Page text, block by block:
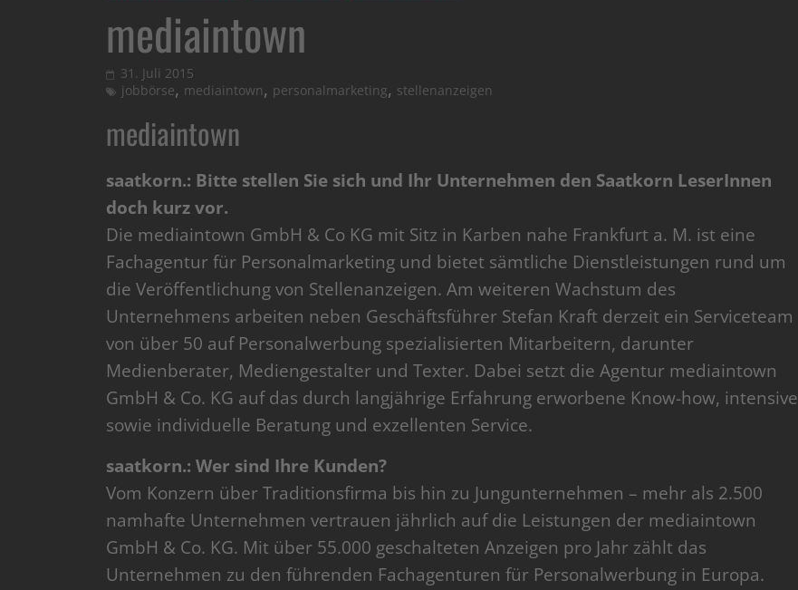
mediaintown
31. Juli 2015
jobbörse, mediaintown, personalmarketing, stellenanzeigen
mediaintown
saatkorn.: Bitte stellen Sie sich und Ihr Unternehmen den Saatkorn LeserInnen
doch kurz vor.
Die mediaintown GmbH & Co KG mit Sitz in Karben nahe Frankfurt a. M. ist eine
Fachagentur für Personalmarketing und bietet sämtliche Dienstleistungen rund um
die Veröffentlichung von Stellenanzeigen. Am weiteren Wachstum des
Unternehmens arbeiten neben Geschäftsführer Stefan Kraft derzeit ein Serviceteam
von über 50 auf Personalwerbung spezialisierten Mitarbeitern, darunter
Medienberater, Mediengestalter und Texter. Dabei setzt die Agentur mediaintown
GmbH & Co. KG auf das durch langjährige Erfahrung erworbene Know-how, intensive
sowie individuelle Beratung und exzellenten Service.
saatkorn.: Wer sind Ihre Kunden?
Vom Konzern über Traditionsfirma bis hin zu Jungunternehmen – mehr als 2.500
namhafte Unternehmen vertrauen jährlich auf die Leistungen der mediaintown
GmbH & Co. KG. Mit über 55.000 geschalteten Anzeigen pro Jahr zählt das
Unternehmen zu den führenden Fachagenturen für Personalwerbung in Europa.